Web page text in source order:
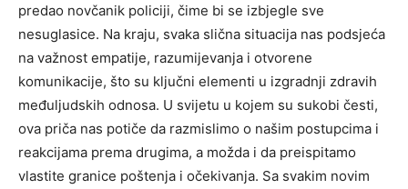
predao novčanik policiji, čime bi se izbjegle sve
nesuglasice. Na kraju, svaka slična situacija nas podsjeća
na važnost empatije, razumijevanja i otvorene
komunikacije, što su ključni elementi u izgradnji zdravih
međuljudskih odnosa. U svijetu u kojem su sukobi česti,
ova priča nas potiče da razmislimo o našim postupcima i
reakcijama prema drugima, a možda i da preispitamo
vlastite granice poštenja i očekivanja. Sa svakim novim